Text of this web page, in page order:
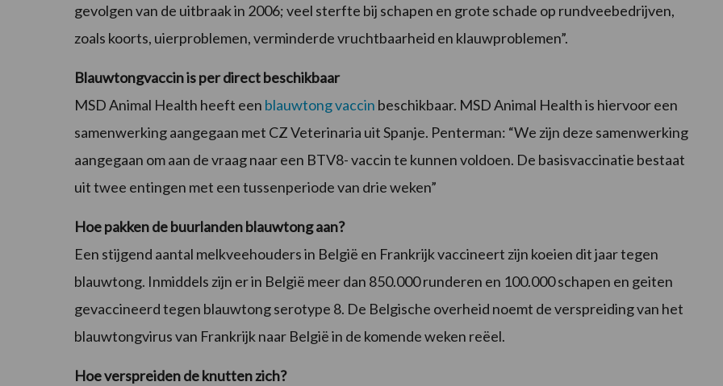
gevolgen van de uitbraak in 2006; veel sterfte bij schapen en grote schade op rundveebedrijven,
zoals koorts, uierproblemen, verminderde vruchtbaarheid en klauwproblemen”.
Blauwtongvaccin is per direct beschikbaar
MSD Animal Health heeft een blauwtong vaccin beschikbaar. MSD Animal Health is hiervoor een
samenwerking aangegaan met CZ Veterinaria uit Spanje. Penterman: “We zijn deze samenwerking
aangegaan om aan de vraag naar een BTV8- vaccin te kunnen voldoen. De basisvaccinatie bestaat
uit twee entingen met een tussenperiode van drie weken”
Hoe pakken de buurlanden blauwtong aan?
Een stijgend aantal melkveehouders in België en Frankrijk vaccineert zijn koeien dit jaar tegen
blauwtong. Inmiddels zijn er in België meer dan 850.000 runderen en 100.000 schapen en geiten
gevaccineerd tegen blauwtong serotype 8. De Belgische overheid noemt de verspreiding van het
blauwtongvirus van Frankrijk naar België in de komende weken reëel.
Hoe verspreiden de knutten zich?